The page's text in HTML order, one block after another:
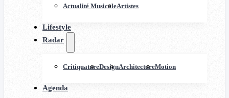
Actualité MusicaleArtistes
Lifestyle
Radar
CritiquatureDesignArchitectureMotion
Agenda